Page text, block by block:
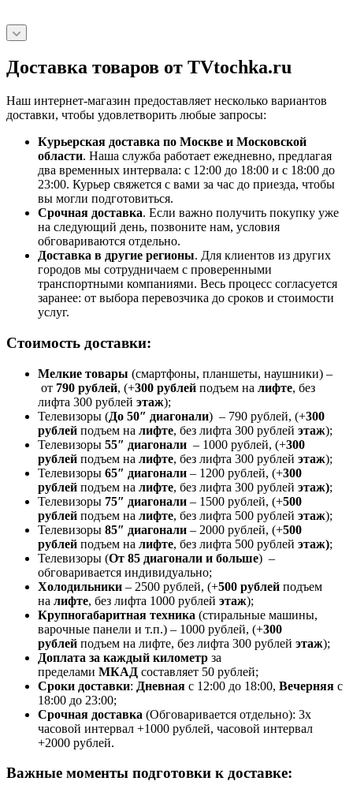
Доставка товаров от TVtochka.ru
Наш интернет-магазин предоставляет несколько вариантов
доставки, чтобы удовлетворить любые запросы:
Курьерская доставка по Москве и Московской
области. Наша служба работает ежедневно, предлагая
два временных интервала: с 12:00 до 18:00 и с 18:00 до
23:00. Курьер свяжется с вами за час до приезда, чтобы
вы могли подготовиться.
Срочная доставка. Если важно получить покупку уже
на следующий день, позвоните нам, условия
обговариваются отдельно.
Доставка в другие регионы. Для клиентов из других
городов мы сотрудничаем с проверенными
транспортными компаниями. Весь процесс согласуется
заранее: от выбора перевозчика до сроков и стоимости
услуг.
Стоимость доставки:
Мелкие товары (смартфоны, планшеты, наушники) –
от 790 рублей, (+300 рублей подъем на лифте, без
лифта 300 рублей этаж);
Телевизоры (До 50″ диагонали) – 790 рублей, (+300
рублей подъем на лифте, без лифта 300 рублей этаж);
Телевизоры 55″ диагонали – 1000 рублей, (+300
рублей подъем на лифте, без лифта 300 рублей этаж);
Телевизоры 65″ диагонали – 1200 рублей, (+300
рублей подъем на лифте, без лифта 300 рублей этаж);
Телевизоры 75″ диагонали – 1500 рублей, (+500
рублей подъем на лифте, без лифта 500 рублей этаж);
Телевизоры 85″ диагонали – 2000 рублей, (+500
рублей подъем на лифте, без лифта 500 рублей этаж);
Телевизоры (От 85 диагонали и больше) –
обговаривается индивидуально;
Холодильники – 2500 рублей, (+500 рублей подъем
на лифте, без лифта 1000 рублей этаж);
Крупногабаритная техника (стиральные машины,
варочные панели и т.п.) – 1000 рублей, (+300
рублей подъем на лифте, без лифта 300 рублей этаж);
Доплата за каждый километр за
пределами МКАД составляет 50 рублей;
Сроки доставки: Дневная с 12:00 до 18:00, Вечерняя с
18:00 до 23:00;
Срочная доставка (Обговаривается отдельно): 3х
часовой интервал +1000 рублей, часовой интервал
+2000 рублей.
Важные моменты подготовки к доставке: